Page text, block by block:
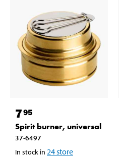
795
Spirit burner, universal
37-6497
In stock in 24store